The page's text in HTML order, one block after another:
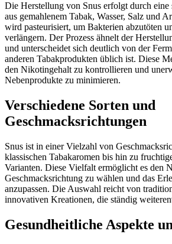
Die Herstellung von Snus erfolgt durch
aus gemahlenem Tabak, Wasser, Salz und
wird pasteurisiert, um Bakterien abzutöten
verlängern. Der Prozess ähnelt der
und unterscheidet sich deutlich von der
anderen Tabakprodukten üblich ist. Diese
den Nikotingehalt zu kontrollieren und
Nebenprodukte zu minimieren.
Verschiedene Sorten und
Geschmacksrichtungen
Snus ist in einer Vielzahl von
klassischen Tabakaromen bis hin zu
Varianten. Diese Vielfalt ermöglicht es den
Geschmacksrichtung zu wählen und das
anzupassen. Die Auswahl reicht von
innovativen Kreationen, die ständig
Gesundheitliche Aspekte